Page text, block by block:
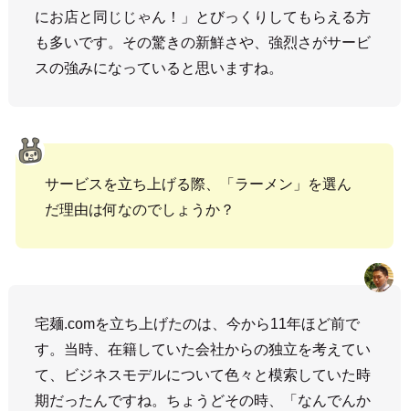
にお店と同じじゃん！」とびっくりしてもらえる方
も多いです。その驚きの新鮮さや、強烈さがサービ
スの強みになっていると思いますね。
サービスを立ち上げる際、「ラーメン」を選ん
だ理由は何なのでしょうか？
宅麺.comを立ち上げたのは、今から11年ほど前で
す。当時、在籍していた会社からの独立を考えてい
て、ビジネスモデルについて色々と模索していた時
期だったんですね。ちょうどその時、「なんでんか